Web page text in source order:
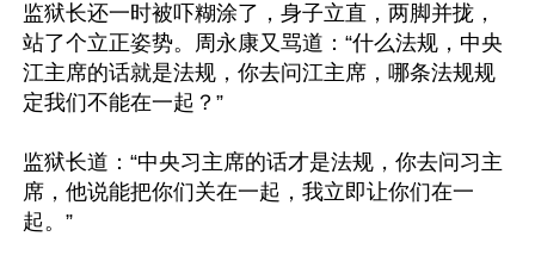
监狱长还一时被吓糊涂了，身子立直，两脚并拢，
站了个立正姿势。周永康又骂道：“什么法规，中央
江主席的话就是法规，你去问江主席，哪条法规规
定我们不能在一起？”
监狱长道：“中央习主席的话才是法规，你去问习主
席，他说能把你们关在一起，我立即让你们在一
起。”